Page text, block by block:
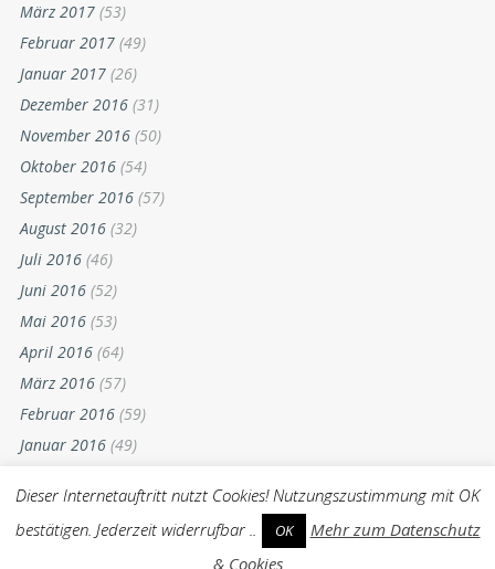
März 2017 (53)
Februar 2017 (49)
Januar 2017 (26)
Dezember 2016 (31)
November 2016 (50)
Oktober 2016 (54)
September 2016 (57)
August 2016 (32)
Juli 2016 (46)
Juni 2016 (52)
Mai 2016 (53)
April 2016 (64)
März 2016 (57)
Februar 2016 (59)
Januar 2016 (49)
November 2015(55)
Oktober 2015(54)
Dieser Internetauftritt nutzt Cookies! Nutzungszustimmung mit OK
bestätigen. Jederzeit widerrufbar ..
OK
Mehr zum Datenschutz
& Cookies